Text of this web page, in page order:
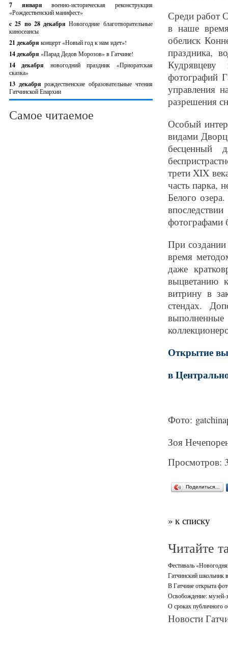
7 январявоенно-историческая реконструкция
«Рождественский манифест»
c 25 по 28 декабряНовогодние благотворительные
киносеансы
21 декабря концерт «Новый год к нам идет»!
14 декабря «Парад Дедов Морозов» в Гатчине!
14 декабря новогодний праздник «Приоратская
сказка»
13 декабрярождественские образовательные чтения
Гатчинской Епархии
Самое читаемое
Среди работ
в наше
обелиск
праздника,
фотографий
управления
разрешения
Особый
видами
бесценный
трети XIX
часть парка,
Белого
фотографами
При
время
даже
выцветанию
витрину в
стендах.
Открытие
в
Фото:
Зоя
Просмотров:
Поделиться…
» к списку
Читайте
Фестиваль
Гатчинский школьник
В Гатчине открыта
Освобождение: музей-
О сроках публичного
Новости